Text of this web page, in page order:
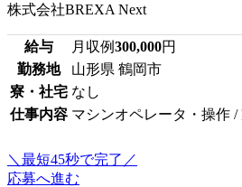
株式会社BREXA Next
給与 月収例300,000円
勤務地
山形県 鶴岡市
寮・社宅 なし
仕事内容 マシンオペレータ・操作 /
＼最短45秒で完了／
応募へ進む